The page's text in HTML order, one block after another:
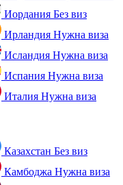
Иордания Без виз
Ирландия Нужна виза
Исландия Нужна виза
Испания Нужна виза
Италия Нужна виза
Казахстан Без виз
Камбоджа Нужна виза